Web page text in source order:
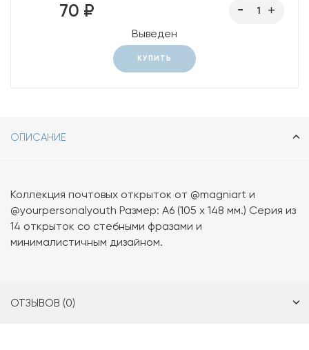
70 ₽
Выведен
КУПИТЬ
ОПИСАНИЕ
Коллекция почтовых открыток от @magniart и
@yourpersonalyouth Размер: А6 (105 х 148 мм.) Серия из
14 открыток со стебными фразами и
минималистичным дизайном.
ОТЗЫВОВ (0)